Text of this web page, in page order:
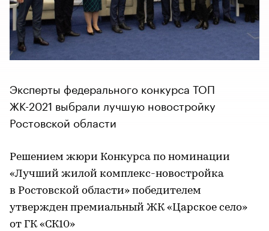
Эксперты федерального конкурса ТОП
ЖК-2021 выбрали лучшую новостройку
Ростовской области
Решением жюри Конкурса по номинации
«Лучший жилой комплекс-новостройка
в Ростовской области» победителем
утвержден премиальный ЖК «Царское село»
от ГК «СК10»